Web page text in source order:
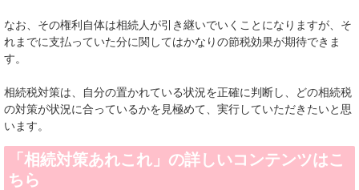
なお、その権利自体は相続人が引き継いでいくことになりますが、そ
れまでに支払っていた分に関してはかなりの節税効果が期待できま
す。
相続税対策は、自分の置かれている状況を正確に判断し、どの相続税
の対策が状況に合っているかを見極めて、実行していただきたいと思
います。
「相続対策あれこれ」の詳しいコンテンツはこ
ちら